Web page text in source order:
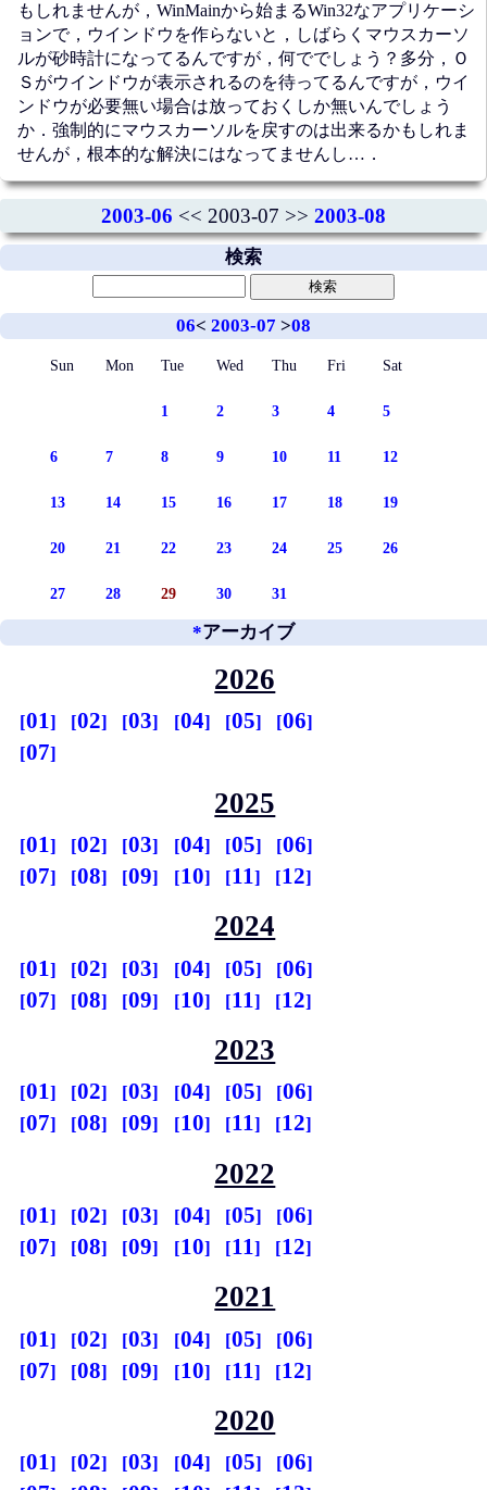
もしれませんが，WinMainから始まるWin32なアプリケーシ
ョンで，ウインドウを作らないと，しばらくマウスカーソ
ルが砂時計になってるんですが，何ででしょう？多分，Ｏ
Ｓがウインドウが表示されるのを待ってるんですが，ウイ
ンドウが必要無い場合は放っておくしか無いんでしょう
か．強制的にマウスカーソルを戻すのは出来るかもしれま
せんが，根本的な解決にはなってませんし…．
2003-06 << 2003-07 >> 2003-08
検索
06< 2003-07 >08
Sun Mon Tue Wed Thu Fri Sat
1 2 3 4 5
6 7 8 9 10 11 12
13 14 15 16 17 18 19
20 21 22 23 24 25 26
27 28 29 30 31
*アーカイブ
2026
01 02 03 04 05
06
07
2025
01 02 03 04 05
06
07
08 09 10 11 12
2024
01 02 03 04 05
06
07
08 09 10 11 12
2023
01 02 03 04 05
06
07
08 09 10 11 12
2022
01 02 03 04 05
06
07
08 09 10 11 12
2021
01 02 03 04 05
06
07
08 09 10 11 12
2020
01 02 03 04 05
06